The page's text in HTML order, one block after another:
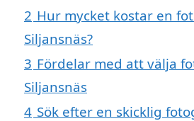
2 Hur mycket kostar en
Siljansnäs?
3 Fördelar med att välja
Siljansnäs
4 Sök efter en skicklig